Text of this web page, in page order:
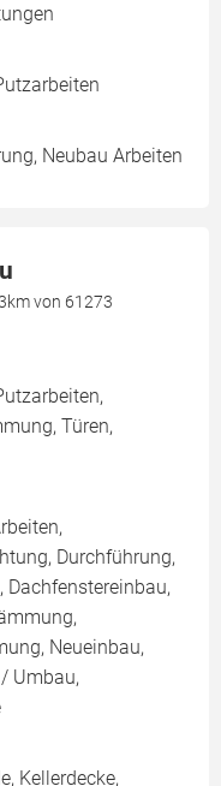
Neubau Arbeiten
von 61273
Türen,
Durchführung,
Dachfenstereinbau,
Neueinbau,
Umbau,
Kellerdecke,